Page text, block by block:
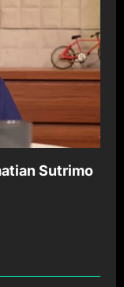
Sutrimo